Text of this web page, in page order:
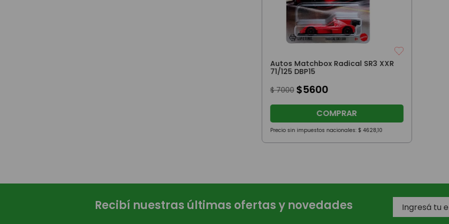
Autos Matchbox Radical SR3 XXR
71/125 DBP15
$ 7000 $5600
COMPRAR
Precio sin impuestos nacionales: $ 4628,10
Recibí nuestras últimas ofertas y novedades